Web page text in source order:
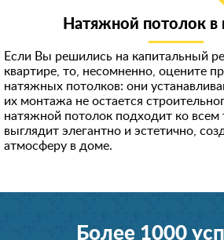
Натяжной потолок в
Если Вы решились на капитальный
квартире, то, несомненно, оцените
натяжных потолков: они
их монтажа не остается
натяжной потолок подходит ко всем
выглядит элегантно и эстетично,
атмосферу в доме.
Более 1000